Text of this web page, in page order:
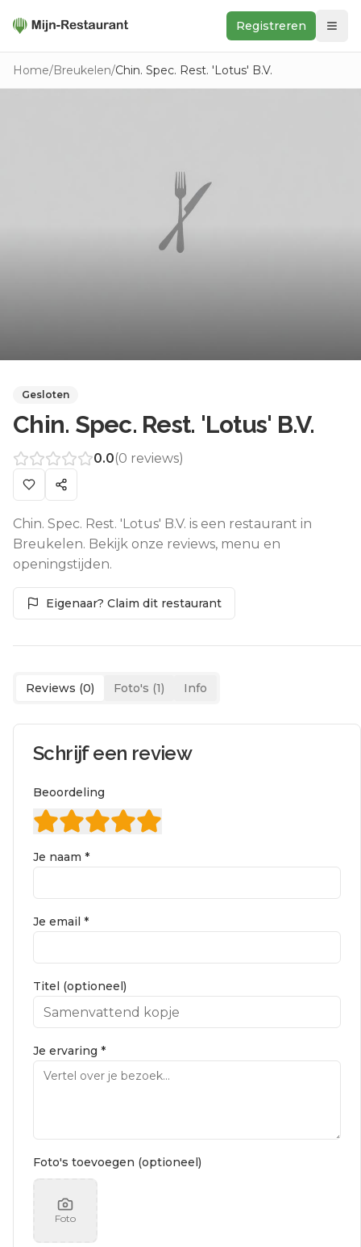
Registreren
Zoeken
Home/Breukelen/Chin. Spec. Rest. 'Lotus' B.V.
Gesloten
Chin. Spec. Rest. 'Lotus' B.V.
0.0(0 reviews)
Chin. Spec. Rest. 'Lotus' B.V. is een restaurant in
Breukelen. Bekijk onze reviews, menu en
openingstijden.
Eigenaar? Claim dit restaurant
Reviews (0) Foto's (1) Info
Schrijf een review
Beoordeling
Je naam *
Je email *
Titel (optioneel)
Je ervaring *
Foto's toevoegen (optioneel)
Foto